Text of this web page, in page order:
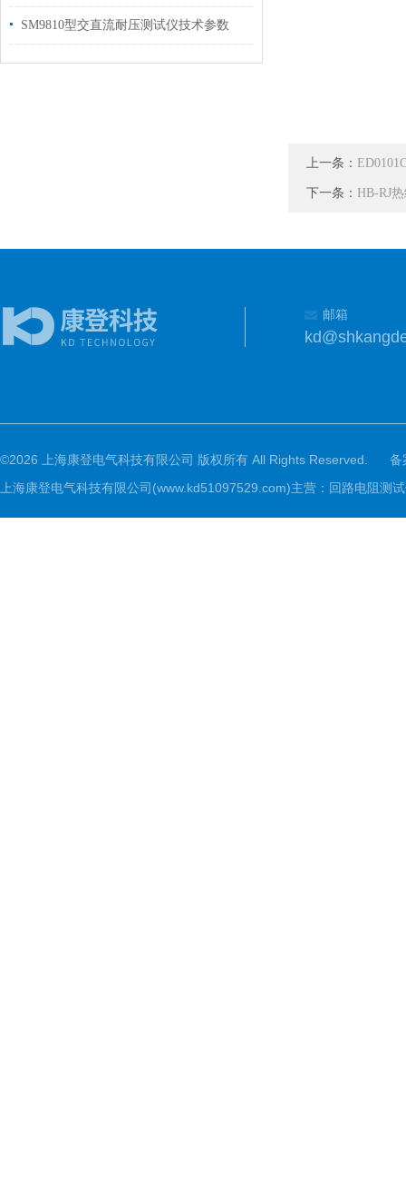
SM9810型交直流耐压测试仪技术参数
上一条：
下一条： HB-RJ
邮箱
©2026 上海康登电气科技有限公司 版权所有 All Rights Reserved.
备
上海康登电气科技有限公司(www.kd51097529.com)主营：回路电阻